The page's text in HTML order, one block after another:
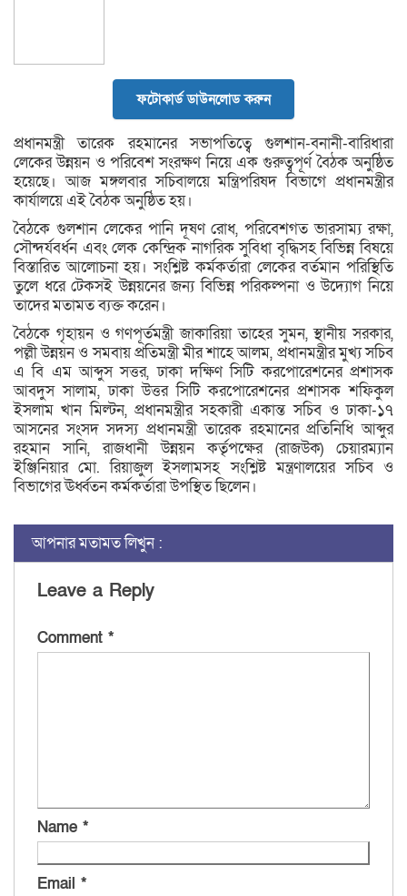
ফটোকার্ড ডাউনলোড করুন
প্রধানমন্ত্রী তারেক রহমানের সভাপতিত্বে গুলশান-বনানী-বারিধারা
লেকের উন্নয়ন ও পরিবেশ সংরক্ষণ নিয়ে এক গুরুত্বপূর্ণ বৈঠক অনুষ্ঠিত
হয়েছে। আজ মঙ্গলবার সচিবালয়ে মন্ত্রিপরিষদ বিভাগে প্রধানমন্ত্রীর
কার্যালয়ে এই বৈঠক অনুষ্ঠিত হয়।
বৈঠকে গুলশান লেকের পানি দূষণ রোধ, পরিবেশগত ভারসাম্য রক্ষা,
সৌন্দর্যবর্ধন এবং লেক কেন্দ্রিক নাগরিক সুবিধা বৃদ্ধিসহ বিভিন্ন বিষয়ে
বিস্তারিত আলোচনা হয়। সংশ্লিষ্ট কর্মকর্তারা লেকের বর্তমান পরিস্থিতি
তুলে ধরে টেকসই উন্নয়নের জন্য বিভিন্ন পরিকল্পনা ও উদ্যোগ নিয়ে
তাদের মতামত ব্যক্ত করেন।
বৈঠকে গৃহায়ন ও গণপূর্তমন্ত্রী জাকারিয়া তাহের সুমন, স্থানীয় সরকার,
পল্লী উন্নয়ন ও সমবায় প্রতিমন্ত্রী মীর শাহে আলম, প্রধানমন্ত্রীর মুখ্য সচিব
এ বি এম আব্দুস সত্তর, ঢাকা দক্ষিণ সিটি করপোরেশনের প্রশাসক
আবদুস সালাম, ঢাকা উত্তর সিটি করপোরেশনের প্রশাসক শফিকুল
ইসলাম খান মিল্টন, প্রধানমন্ত্রীর সহকারী একান্ত সচিব ও ঢাকা-১৭
আসনের সংসদ সদস্য প্রধানমন্ত্রী তারেক রহমানের প্রতিনিধি আব্দুর
রহমান সানি, রাজধানী উন্নয়ন কর্তৃপক্ষের (রাজউক) চেয়ারম্যান
ইঞ্জিনিয়ার মো. রিয়াজুল ইসলামসহ সংশ্লিষ্ট মন্ত্রণালয়ের সচিব ও
বিভাগের ঊর্ধ্বতন কর্মকর্তারা উপস্থিত ছিলেন।
আপনার মতামত লিখুন :
Leave a Reply
Comment *
Name *
Email *